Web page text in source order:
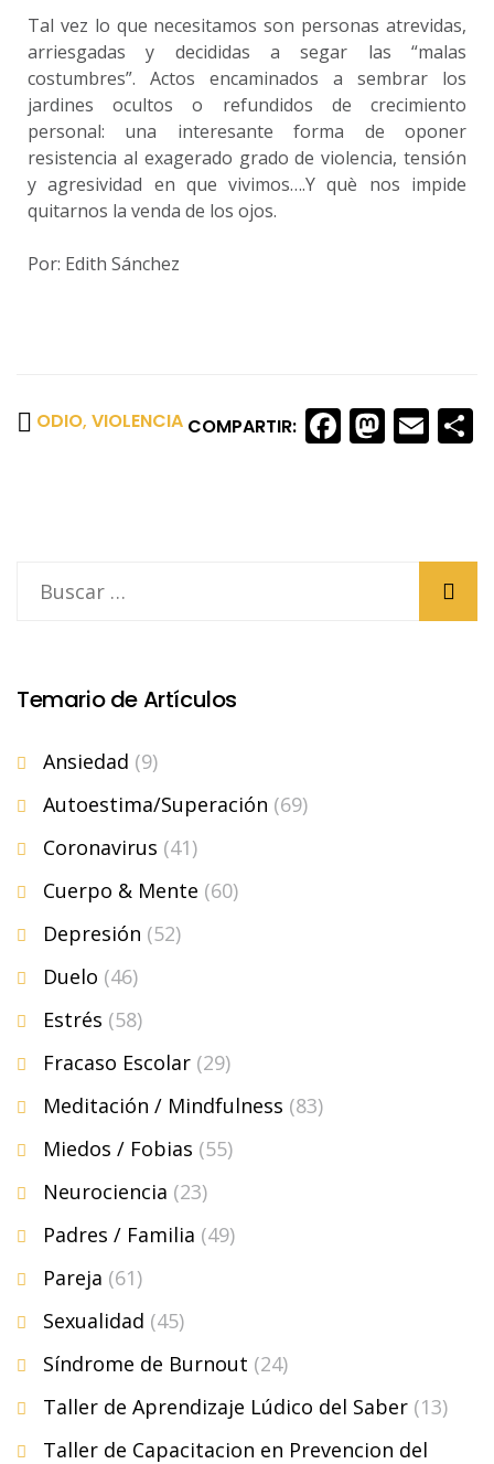
Tal vez lo que necesitamos son personas atrevidas,
arriesgadas y decididas a segar las “malas
costumbres”. Actos encaminados a sembrar los
jardines ocultos o refundidos de crecimiento
personal: una interesante forma de oponer
resistencia al exagerado grado de violencia, tensión
y agresividad en que vivimos….Y què nos impide
quitarnos la venda de los ojos.
Por: Edith Sánchez
ODIO, VIOLENCIA COMPARTIR:
Temario de Artículos
Ansiedad (9)
Autoestima/Superación (69)
Coronavirus (41)
Cuerpo & Mente (60)
Depresión (52)
Duelo (46)
Estrés (58)
Fracaso Escolar (29)
Meditación / Mindfulness (83)
Miedos / Fobias (55)
Neurociencia (23)
Padres / Familia (49)
Pareja (61)
Sexualidad (45)
Síndrome de Burnout (24)
Taller de Aprendizaje Lúdico del Saber (13)
Taller de Capacitacion en Prevencion del